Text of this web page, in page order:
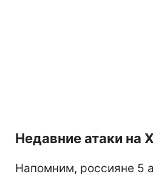
Недавние атаки на
Напомним, россияне 5